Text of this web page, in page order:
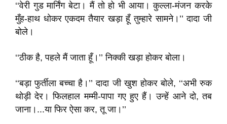
‘‘वेरी गुड मार्निंग बेटा। मैं तो हो भी आया। कुल्ला-मंजन करके
मुँह-हाथ धोकर एकदम तैयार खड़ा हूँ तुम्हारे सामने।’’ दादा जी
बोले।
‘‘ठीक है, पहले मैं जाता हूँ।’’ निक्की खड़ा होकर बोला।
‘‘बड़ा फुर्तीला बच्चा है।’’ दादा जी खुश होकर बोले, ‘‘अभी रुक
थोड़ी देर। फिलहाल मम्मी-पापा गए हुए हैं। उन्हें आने दो, तब
जाना।...या फिर ऐसा कर, तू जा।’’